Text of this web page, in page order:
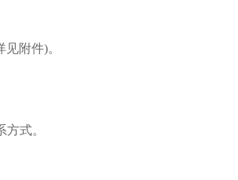
附件)。
式。